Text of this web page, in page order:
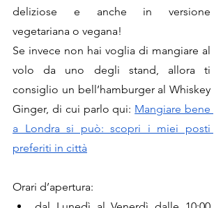
deliziose e anche in versione
vegetariana o vegana!
Se invece non hai voglia di mangiare al
volo da uno degli stand, allora ti
consiglio un bell’hamburger al Whiskey
Ginger, di cui parlo qui: Mangiare bene
a Londra si può: scopri i miei posti
preferiti in città
Orari d’apertura: